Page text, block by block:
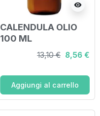
visibility
CALENDULA OLIO
100 ML
13,10 € 8,56 €
Aggiungi al carrello